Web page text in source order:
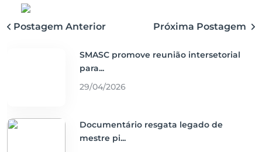
Postagem Anterior Próxima Postagem
SMASC promove reunião intersetorial
para...
29/04/2026
Documentário resgata legado de
mestre pi...